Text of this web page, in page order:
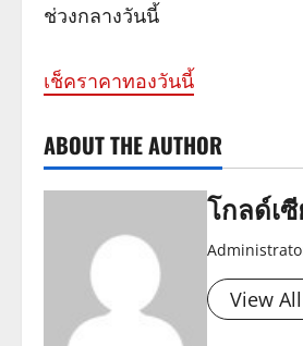
ช่วงกลางวันนี้
เช็คราคาทองวันนี้
ABOUT THE AUTHOR
โกลด์เ
View